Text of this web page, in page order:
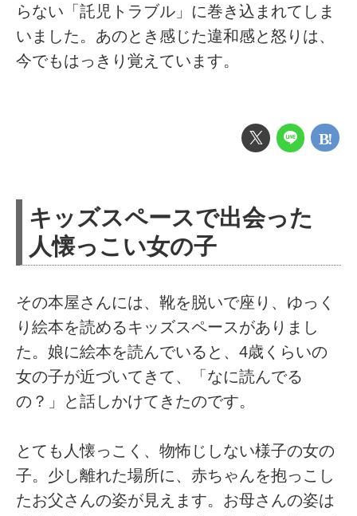
らない「託児トラブル」に巻き込まれてしま
いました。あのとき感じた違和感と怒りは、
今でもはっきり覚えています。
キッズスペースで出会った
人懐っこい女の子
その本屋さんには、靴を脱いで座り、ゆっく
り絵本を読めるキッズスペースがありまし
た。娘に絵本を読んでいると、4歳くらいの
女の子が近づいてきて、「なに読んでる
の？」と話しかけてきたのです。
とても人懐っこく、物怖じしない様子の女の
子。少し離れた場所に、赤ちゃんを抱っこし
たお父さんの姿が見えます。お母さんの姿は